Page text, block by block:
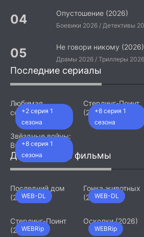
Опустошение (2026)
Не говори никому (2026)
Последние сериалы
+2 серия 1
сезона
Любимая
сотрудница
(2026)
+8 серия 1
сезона
Стерлинг-Поинт
(2026)
+8 серия 1
сезона
Звёздные войны:
Видения.
Девятый джедай
(2026)
Добавленные фильмы
WEB-DL
Последний дом
(2026)
WEB-DL
Гонка животных
(2026)
WEBRip
Стерлинг-Поинт
(2026)
WEBRip
Осколки (2026)